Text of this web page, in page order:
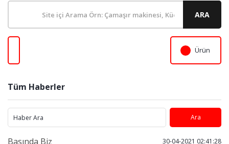
ARA
Ürün
Tüm Haberler
Basında Biz 30-04-2021 02:41:28